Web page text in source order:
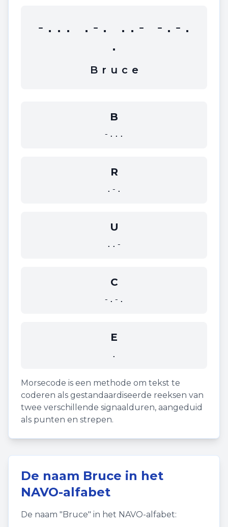
-... .-. ..- -.-.
.
B r u c e
B
-...
R
.-.
U
..-
C
-.-.
E
.
Morsecode is een methode om tekst te
coderen als gestandaardiseerde reeksen van
twee verschillende signaalduren, aangeduid
als punten en strepen.
De naam Bruce in het
NAVO-alfabet
De naam "Bruce" in het NAVO-alfabet: